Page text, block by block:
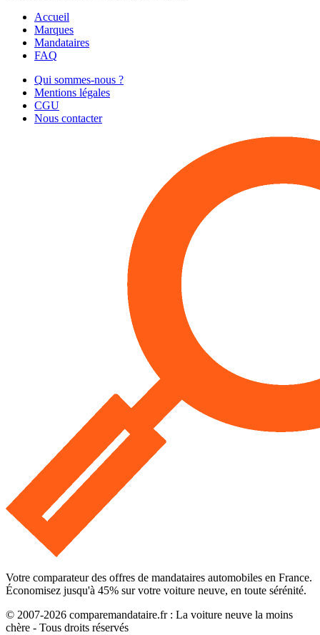
Accueil
Marques
Mandataires
FAQ
Qui sommes-nous ?
Mentions légales
CGU
Nous contacter
Votre comparateur des offres de mandataires automobiles en France.
Économisez jusqu'à 45% sur votre voiture neuve, en toute sérénité.
© 2007-2026 comparemandataire.fr : La voiture neuve la moins
chère - Tous droits réservés